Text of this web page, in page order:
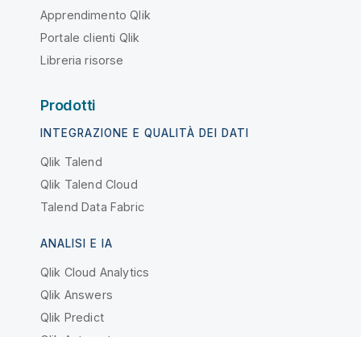
Apprendimento Qlik
Portale clienti Qlik
Libreria risorse
Prodotti
INTEGRAZIONE E QUALITÀ DEI DATI
Qlik Talend
Qlik Talend Cloud
Talend Data Fabric
ANALISI E IA
Qlik Cloud Analytics
Qlik Answers
Qlik Predict